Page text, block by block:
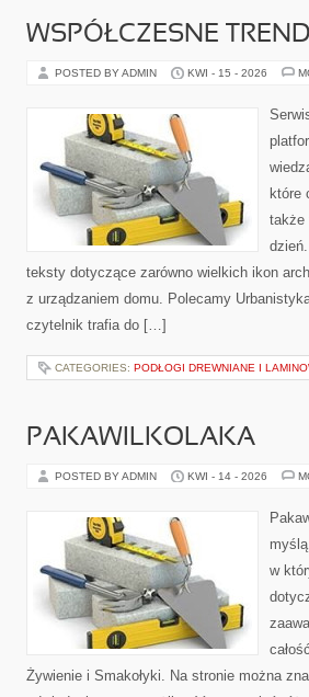
WSPÓŁCZESNE
POSTED BY ADMIN KWI - 15 - 2026
które
także
teksty dotyczące zarówno wielkich ikon
z urządzaniem domu. Polecamy
czytelnik trafia do […]
CATEGORIES: PODŁOGI DREWNIANE I
PAKAWILKOLAKA
POSTED BY ADMIN KWI - 14 - 2026
w
Żywienie i Smakołyki. Na stronie można